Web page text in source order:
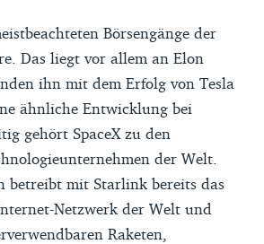
Börsengänge der
Das liegt vor allem an Elon
ihn mit dem Erfolg von Tesla
ähnliche Entwicklung bei
gehört SpaceX zu den
der Welt.
betreibt mit Starlink bereits das
Netzwerk der Welt und
Raketen,